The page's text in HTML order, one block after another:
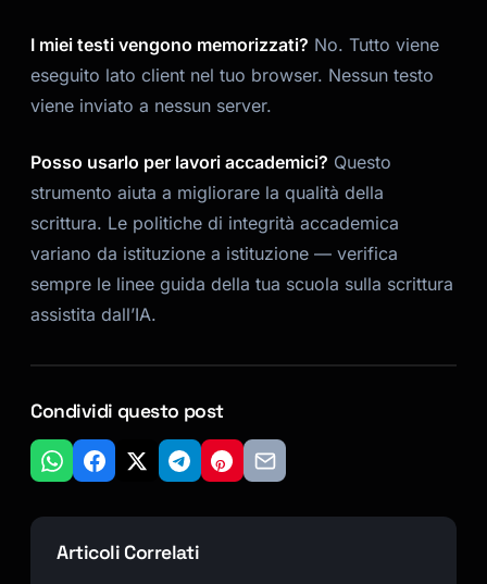
I miei testi vengono memorizzati? No. Tutto viene
eseguito lato client nel tuo browser. Nessun testo
viene inviato a nessun server.
Posso usarlo per lavori accademici? Questo
strumento aiuta a migliorare la qualità della
scrittura. Le politiche di integrità accademica
variano da istituzione a istituzione — verifica
sempre le linee guida della tua scuola sulla scrittura
assistita dall’IA.
Condividi questo post
Articoli Correlati